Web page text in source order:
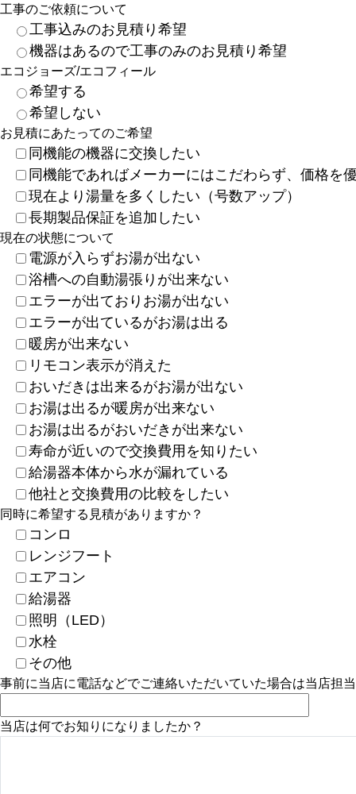
工事のご依頼について
工事込みのお見積り希望
機器はあるので工事のみのお見積り希望
エコジョーズ/エコフィール
希望する
希望しない
お見積にあたってのご希望
同機能の機器に交換したい
同機能であればメーカーにはこだわらず、価格を
現在より湯量を多くしたい（号数アップ）
長期製品保証を追加したい
現在の状態について
電源が入らずお湯が出ない
浴槽への自動湯張りが出来ない
エラーが出ておりお湯が出ない
エラーが出ているがお湯は出る
暖房が出来ない
リモコン表示が消えた
おいだきは出来るがお湯が出ない
お湯は出るが暖房が出来ない
お湯は出るがおいだきが出来ない
寿命が近いので交換費用を知りたい
給湯器本体から水が漏れている
他社と交換費用の比較をしたい
同時に希望する見積がありますか？
コンロ
レンジフート
エアコン
給湯器
照明（LED）
水栓
その他
事前に当店に電話などでご連絡いただいていた場合は当店担
当店は何でお知りになりましたか？